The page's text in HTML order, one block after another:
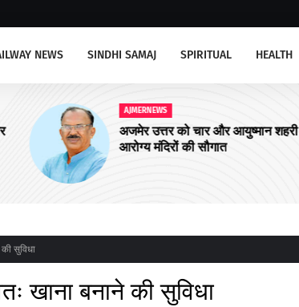
NEWS SINDHI SAMAJ SPIRITUAL HEALTH
AJMERNEWS
अजमेर उत्तर को चार और आयुष्मान शहरी
आरोग्य मंदिरों की सौगात
सुविधा
खाना बनाने की सुविधा